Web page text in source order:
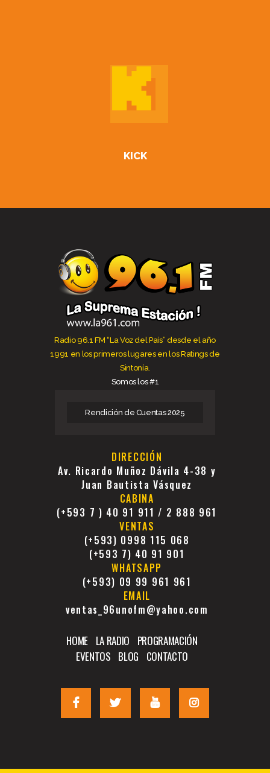
KICK
Radio 96.1 FM “La Voz del País” desde el año
1991 en los primeros lugares en los Ratings de
Sintonía.
Somos los #1
Rendición de Cuentas 2025
DIRECCIÓN
Av. Ricardo Muñoz Dávila 4-38 y
Juan Bautista Vásquez
CABINA
(+593 7 ) 40 91 911 / 2 888 961
VENTAS
(+593) 0998 115 068
(+593 7) 40 91 901
WHATSAPP
(+593) 09 99 961 961
EMAIL
ventas_96unofm@yahoo.com
HOME LA RADIO PROGRAMACIÓN
EVENTOS BLOG CONTACTO